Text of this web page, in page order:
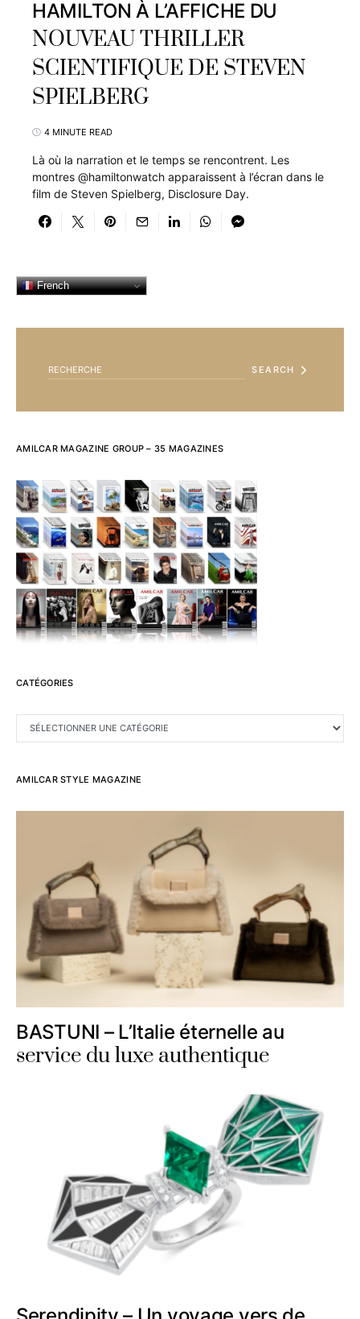
HAMILTON À L’AFFICHE DU
NOUVEAU THRILLER
SCIENTIFIQUE DE STEVEN
SPIELBERG
4 MINUTE READ
Là où la narration et le temps se rencontrent. Les
montres @hamiltonwatch apparaissent à l’écran dans le
film de Steven Spielberg, Disclosure Day.
French
SEARCH
AMILCAR MAGAZINE GROUP – 35 MAGAZINES
CATÉGORIES
CATÉGORIES
AMILCAR STYLE MAGAZINE
BASTUNI – L’Italie éternelle au
service du luxe authentique